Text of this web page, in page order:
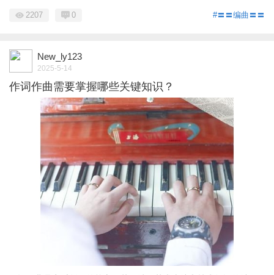
#〓〓编曲〓〓
2207 0
New_ly123
2025-5-14
作词作曲需要掌握哪些关键知识？